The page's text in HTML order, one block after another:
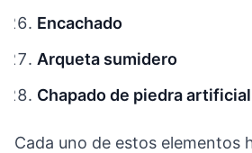
Encachado
Arqueta sumidero
Chapado de piedra artificial
Cada uno de estos elementos